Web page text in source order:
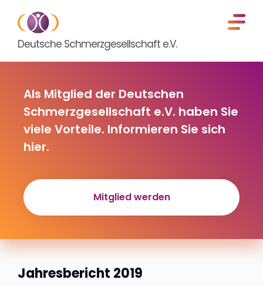
Deutsche Schmerzgesellschaft e.V.
Als Mitglied der Deutschen
Schmerzgesellschaft e.V. haben Sie
viele Vorteile. Informieren Sie sich
hier.
Mitglied werden
Jahresbericht 2019